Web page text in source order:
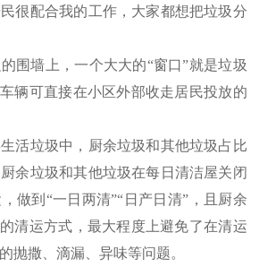
很配合我的工作，大家都想把垃圾分
墙上，一个大大的“窗口”就是垃圾
辆可直接在小区外部收走居民投放的
垃圾中，厨余垃圾和其他垃圾占比
余垃圾和其他垃圾在每日清洁屋关闭
做到“一日两清”“日产日清”，且厨余
清运方式，最大程度上避免了在清运
抛撒、滴漏、异味等问题。